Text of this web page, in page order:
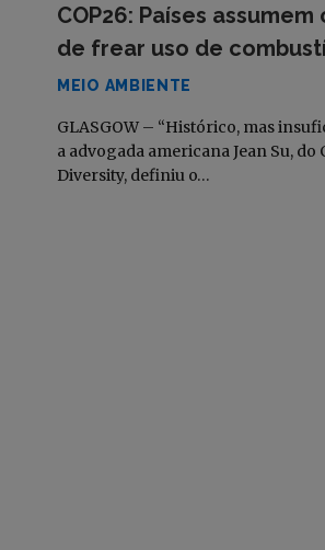
COP26: Países
de frear uso de
MEIO AMBIENTE
GLASGOW – “Histórico, mas
a advogada americana Jean Su,
Diversity, definiu o…